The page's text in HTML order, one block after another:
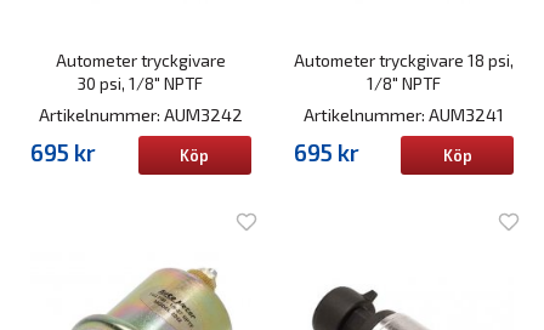
Autometer tryckgivare
30 psi, 1/8" NPTF
Artikelnummer: AUM3242
695 kr Köp
Autometer tryckgivare 18 psi,
1/8" NPTF
Artikelnummer: AUM3241
695 kr Köp